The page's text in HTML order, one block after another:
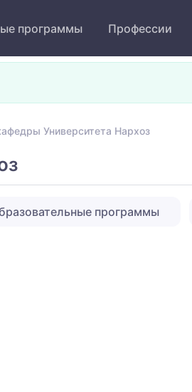
программы Профессии
Университета Нархоз
программы